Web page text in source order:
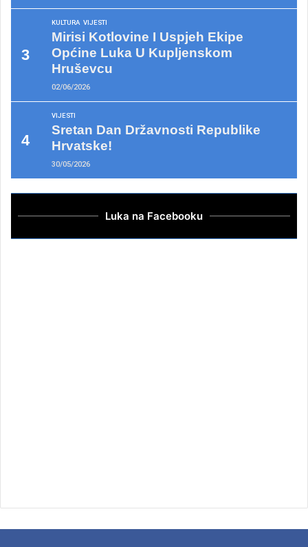
KULTURA VIJESTI
Mirisi Kotlovine I Uspjeh Ekipe
Općine Luka U Kupljenskom
Hruševcu
02/06/2026
VIJESTI
Sretan Dan Državnosti Republike
Hrvatske!
30/05/2026
Luka na Facebooku